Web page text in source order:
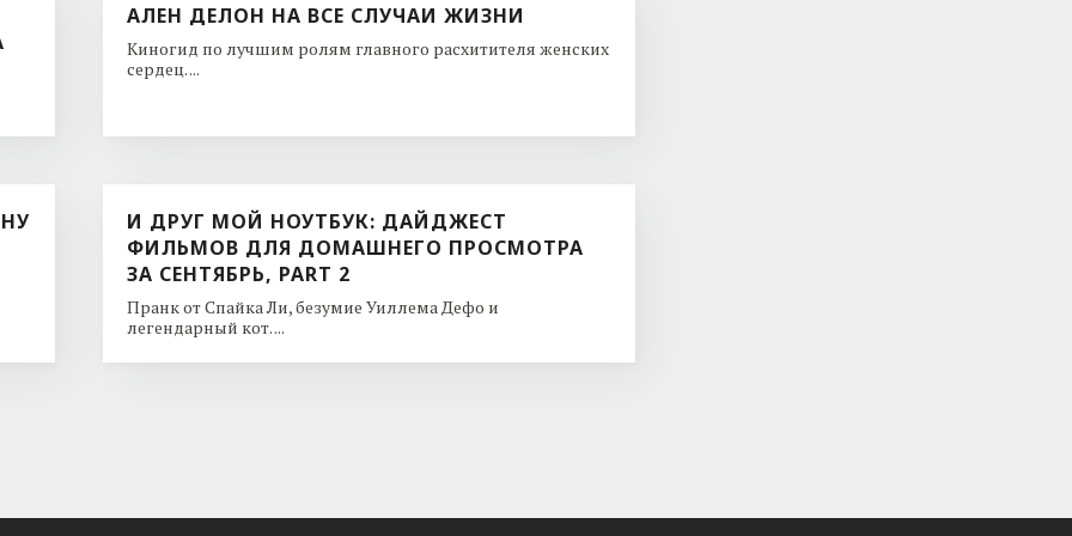
АЛЕН ДЕЛОН НА ВСЕ СЛУЧАИ ЖИЗНИ
Киногид по лучшим ролям главного расхитителя женских
сердец. ...
И ДРУГ МОЙ НОУТБУК: ДАЙДЖЕСТ
ФИЛЬМОВ ДЛЯ ДОМАШНЕГО ПРОСМОТРА
ЗА СЕНТЯБРЬ, PART 2
Пранк от Спайка Ли, безумие Уиллема Дефо и
легендарный кот. ...